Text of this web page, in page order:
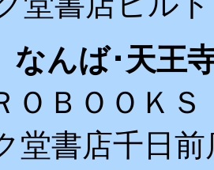
なんば･天王
ＯＢＯＯＫＳ
堂書店千日